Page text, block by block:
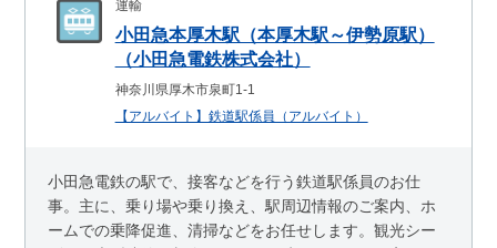
運輸
小田急本厚木駅（本厚木駅～伊勢原駅）
（小田急電鉄株式会社）
神奈川県厚木市泉町1-1
【アルバイト】鉄道駅係員（アルバイト）
小田急電鉄の駅で、接客などを行う鉄道駅係員のお仕
事。主に、乗り場や乗り換え、駅周辺情報のご案内、ホ
ームでの乗降促進、清掃などをお任せします。観光シー